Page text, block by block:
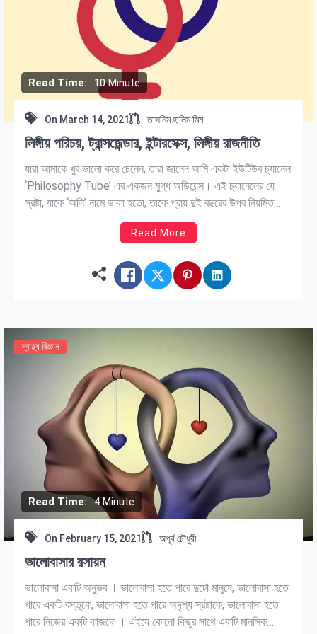
Read Time: 10 Minute
On March 14, 2021 তাসনিম হালিম মিম
লিঙ্গীয় পরিচয়, ট্রান্সজেন্ডার, ইন্টারসেক্স, লিঙ্গীয় রাজনীতি
যারা আমাকে খুব ভালো করে চেনেন, তারা জানেন আমি একটা ইউটিউব চ্যানেল
‘Philosophy Tube’ এর একজন মুগ্ধ অডিয়েন্স। এই চ্যানেলের যে
স্রষ্টা, যাকে ‘অলি’ নামে ডাকা হতো, তাকে প্রায় দুই বছরের উপর নিয়মিত
দেখতে দেখতে কেমন যেন আপনজন টাইপের মানুষ মনে হতো আমার। তো
আমার এই খুব পরিচিত মানুষটা খুব […]Read More
Read Time: 4 Minute
স্বাস্থ্য বিজ্ঞান
On February 15, 2021 অপূর্ব চৌধুরী
ভালোবাসার রসায়ন
ভালোবাসা একটি অনুভব । ভালোবাসা হতে পারে দুটো মানুষে, ভালোবাসা হতে
পারে একটি বস্তুকে, ভালোবাসা হতে পারে অদৃশ্য স্রষ্টাকে, ভালোবাসা হতে
পারে নিজের একটি কাজকে । এইযে কোনো কিছুর সাথে একটি মানসিক